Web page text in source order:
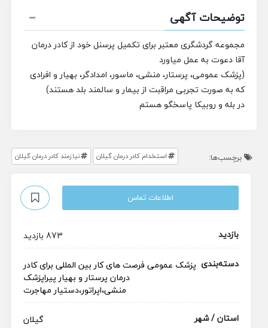
توضیحات آگهی
مجموعه گردشگری معتبر برای تکمیل پرسنل خود از کادر درمان
آقا دعوت به عمل میاورد
(پزشک عمومی، پرستار، منشی، ماسور، امدادگر، بهیار و افرادی
که به صورت تجربی مراقبت از بیمار و سالمند بلد هستند)
در بله و روبیکا پاسخگو هستم
برچسب‌ها: استخدام کادر درمان گیلان نیازمند کادر درمان گیلان
اطلاعات تماس
بازدید
873 بازدید
دسته‌بندی پزشک عمومی فرصت های کار بین المللی برای کادر
درمان پرستار و بهیار پیراپزشک
منشی،اپراتور،دستیار مهاجرت
استان / شهر
گیلان